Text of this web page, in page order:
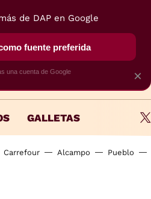
GALLETAS
Carrefour Alcampo Pueblo
×
de DAP en Google
fuente preferida
una cuenta de Google